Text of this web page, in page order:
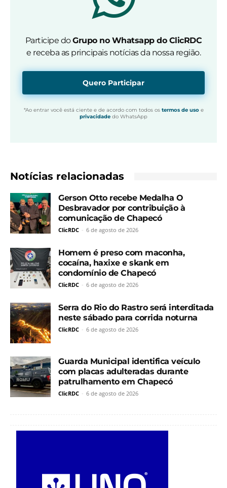
Participe doGrupo no Whatsapp do ClicRDC
e receba as principais notícias da nossa região.
Quero Participar
*Ao entrar você está ciente e de acordo com todos os termos de usoe
privacidade do WhatsApp
Notícias relacionadas
Gerson Otto recebe Medalha O
Desbravador por contribuição à
comunicação de Chapecó
ClicRDC - 6 de agosto de 2026
Homem é preso com maconha,
cocaína, haxixe e skank em
condomínio de Chapecó
ClicRDC - 6 de agosto de 2026
Serra do Rio do Rastro será interditada
neste sábado para corrida noturna
ClicRDC - 6 de agosto de 2026
Guarda Municipal identifica veículo
com placas adulteradas durante
patrulhamento em Chapecó
ClicRDC - 6 de agosto de 2026